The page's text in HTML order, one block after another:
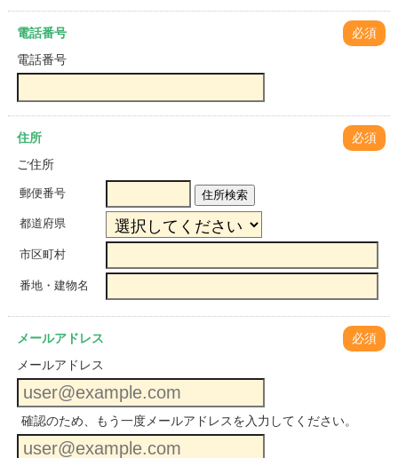
電話番号
必須
電話番号
住所
必須
ご住所
郵便番号 住所検索
都道府県
市区町村
番地・建物名
メールアドレス
必須
メールアドレス
確認のため、もう一度メールアドレスを入力してください。